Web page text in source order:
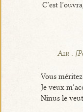
C’est
Air :
Vous
Je veux
Ninus le